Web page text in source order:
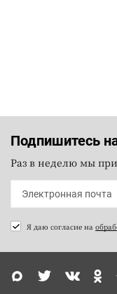
Подпишитесь
Раз в неделю мы
Я даю согласие на